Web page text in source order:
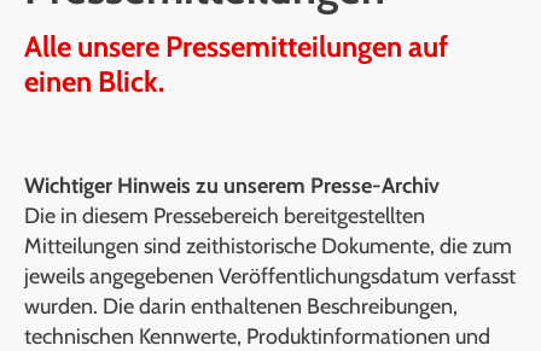
Alle unsere Pressemitteilungen auf
einen Blick.
Wichtiger Hinweis zu unserem Presse-Archiv
Die in diesem Pressebereich bereitgestellten
Mitteilungen sind zeithistorische Dokumente, die zum
jeweils angegebenen Veröffentlichungsdatum verfasst
wurden. Die darin enthaltenen Beschreibungen,
technischen Kennwerte, Produktinformationen und